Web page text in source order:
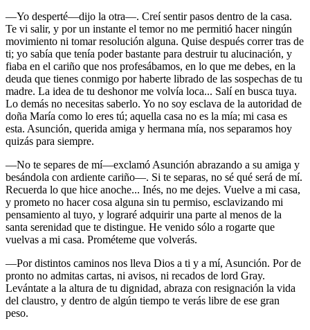
—Yo desperté—dijo la otra—. Creí sentir pasos dentro de la casa.
Te vi salir, y por un instante el temor no me permitió hacer ningún
movimiento ni tomar resolución alguna. Quise después correr tras de
ti; yo sabía que tenía poder bastante para destruir tu alucinación, y
fiaba en el cariño que nos profesábamos, en lo que me debes, en la
deuda que tienes conmigo por haberte librado de las sospechas de tu
madre. La idea de tu deshonor me volvía loca... Salí en busca tuya.
Lo demás no necesitas saberlo. Yo no soy esclava de la autoridad de
doña María como lo eres tú; aquella casa no es la mía; mi casa es
esta. Asunción, querida amiga y hermana mía, nos separamos hoy
quizás para siempre.
—No te separes de mí—exclamó Asunción abrazando a su amiga y
besándola con ardiente cariño—. Si te separas, no sé qué será de mí.
Recuerda lo que hice anoche... Inés, no me dejes. Vuelve a mi casa,
y prometo no hacer cosa alguna sin tu permiso, esclavizando mi
pensamiento al tuyo, y lograré adquirir una parte al menos de la
santa serenidad que te distingue. He venido sólo a rogarte que
vuelvas a mi casa. Prométeme que volverás.
—Por distintos caminos nos lleva Dios a ti y a mí, Asunción. Por de
pronto no admitas cartas, ni avisos, ni recados de lord Gray.
Levántate a la altura de tu dignidad, abraza con resignación la vida
del claustro, y dentro de algún tiempo te verás libre de ese gran
peso.